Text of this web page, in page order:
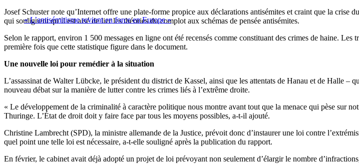
« L’antisémitisme revient en force en Europe »
Josef Schuster note qu’Internet offre une plate-forme propice aux déclarations antisémites et craint que la
qui soulignent qu’il est aisé de lier les théories du complot aux schémas de pensée antisémites.
Selon le rapport, environ 1 500 messages en ligne ont été recensés comme constituant des crimes de haine.
première fois que cette statistique figure dans le document.
Une nouvelle loi pour remédier à la situation
L’assassinat de Walter Lübcke, le président du district de Kassel, ainsi que les attentats de Hanau et de Halle
nouveau débat sur la manière de lutter contre les crimes liés à l’extrême droite.
« Le développement de la criminalité à caractère politique nous montre avant tout que la menace qui pèse sur
Thuringe. L’État de droit doit y faire face par tous les moyens possibles, a-t-il ajouté.
Christine Lambrecht (SPD), la ministre allemande de la Justice, prévoit donc d’instaurer une loi contre
quel point une telle loi est nécessaire, a-t-elle souligné après la publication du rapport.
En février, le cabinet avait déjà adopté un projet de loi prévoyant non seulement d’élargir le nombre